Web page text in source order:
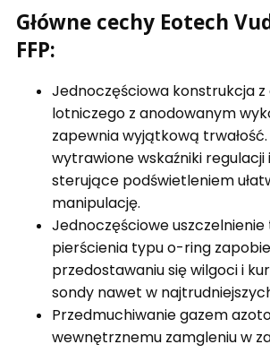
Główne cechy Eotech
FFP:
Jednoczęściowa konstrukcja z
lotniczego z anodowanym
zapewnia wyjątkową
wytrawione wskaźniki regulacji
sterujące podświetleniem
manipulację.
Jednoczęściowe uszczelnienie
pierścienia typu o-ring
przedostawaniu się wilgoci i
sondy nawet w
Przedmuchiwanie gazem
wewnętrznemu zamgleniu w